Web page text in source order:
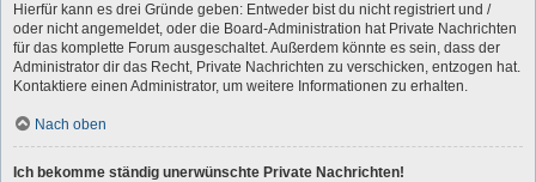
Hierfür kann es drei Gründe geben: Entweder bist du nicht registriert und /
oder nicht angemeldet, oder die Board-Administration hat Private Nachrichten
für das komplette Forum ausgeschaltet. Außerdem könnte es sein, dass der
Administrator dir das Recht, Private Nachrichten zu verschicken, entzogen hat.
Kontaktiere einen Administrator, um weitere Informationen zu erhalten.
Nach oben
Ich bekomme ständig unerwünschte Private Nachrichten!